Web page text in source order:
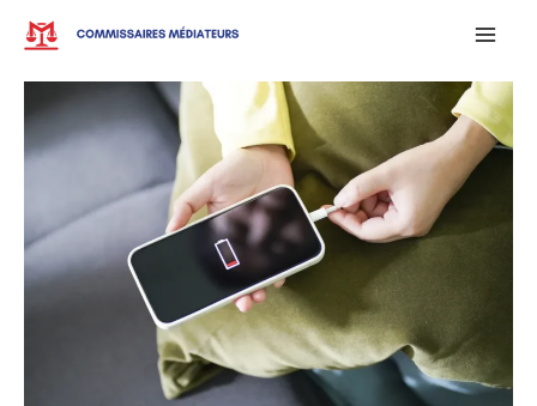
Aller
contenu